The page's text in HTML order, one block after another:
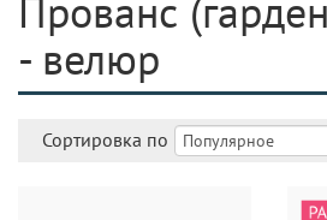
Прованс
- велюр
Сортировка по